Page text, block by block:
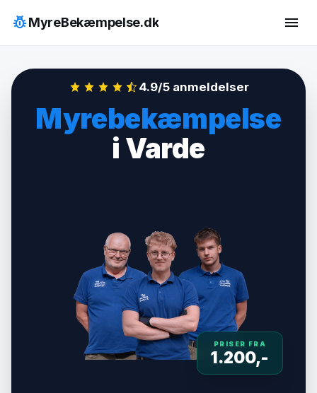
indhold
pest_controlMyreBekæmpelse.dk menu
4.9/5 anmeldelser
Myrebekæmpelse
i Varde
PRISER FRA
1.200,-